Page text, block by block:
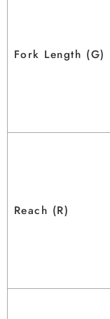
Fork Length (G)
Reach (R)